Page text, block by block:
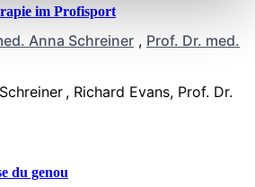
im Profisport
Anna Schreiner , Prof. Dr. med.
, Richard Evans, Prof. Dr.
du genou